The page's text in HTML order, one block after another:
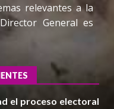
relevantes a la
General es
el proceso electoral